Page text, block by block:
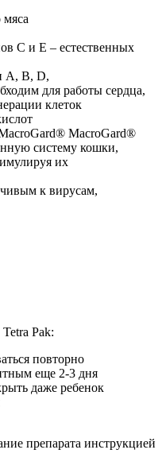
С и Е – естественных
А, В, D,
для работы сердца,
клеток
MacroGard®
систему кошки,
их
к вирусам,
Pak:
повторно
еще 2-3 дня
даже ребенок
препарата инструкцией